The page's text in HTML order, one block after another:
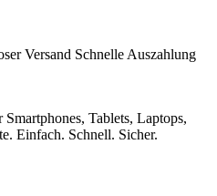
Versand Schnelle Auszahlung
Tablets, Laptops,
Einfach. Schnell. Sicher.